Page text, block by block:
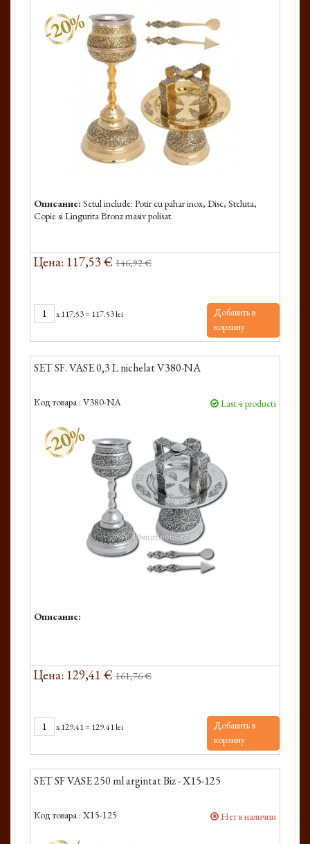
-20%
Описание: Setul include: Potir cu pahar inox, Disc, Steluta,
Copie si Lingurita Bronz masiv polisat.
Цена: 117,53 € 146,92 €
x117.53= 117.53 lei
Добавить в
корзину
SET SF. VASE 0,3 L nichelat V380-NA
Код товара : V380-NA Last 4 products
-20%
Описание:
Цена: 129,41 € 161,76 €
x129.41= 129.41 lei
Добавить в
корзину
SET SF VASE 250 ml argintat Biz - X15-125
Код товара : X15-125 Нет в наличии